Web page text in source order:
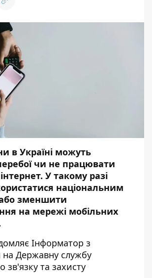
в Україні можуть
чи не працювати
У такому разі
національним
зменшити
на мережі мобільних
Інформатор з
на Державну службу
зв'язку та захисту